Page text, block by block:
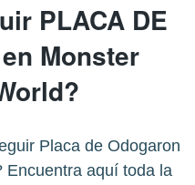
PLACA DE
Monster
Placa de Odogaron
Encuentra aquí toda la